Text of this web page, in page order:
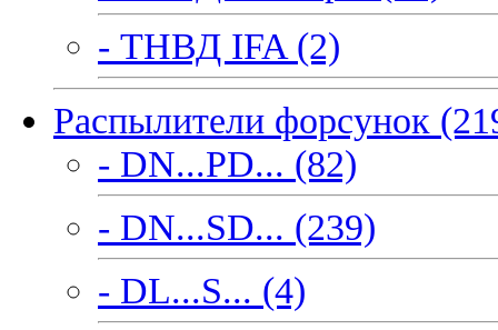
- ТНВД IFA (2)
Распылители форсунок
- DN...PD... (82)
- DN...SD... (239)
- DL...S... (4)